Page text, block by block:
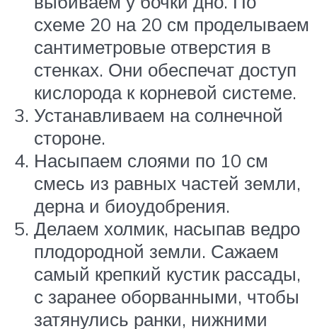
схеме 20 на 20 см проделываем
сантиметровые отверстия в
стенках. Они обеспечат доступ
кислорода к корневой системе.
Устанавливаем на солнечной
стороне.
Насыпаем слоями по 10 см
смесь из равных частей земли,
дерна и биоудобрения.
Делаем холмик, насыпав ведро
плодородной земли. Сажаем
самый крепкий кустик рассады,
с заранее оборванными, чтобы
затянулись ранки, нижними